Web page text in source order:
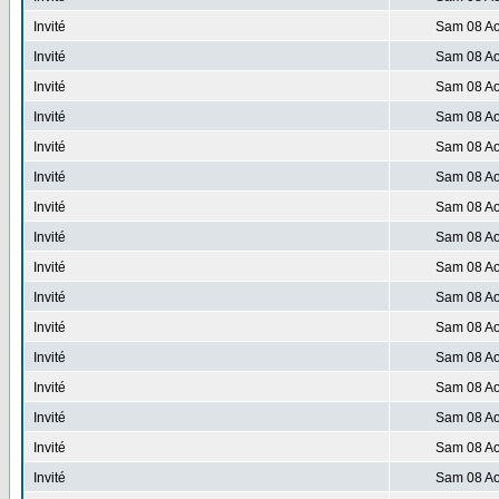
Invité
Sam 08
Invité
Sam 08
Invité
Sam 08
Invité
Sam 08
Invité
Sam 08
Invité
Sam 08
Invité
Sam 08
Invité
Sam 08
Invité
Sam 08
Invité
Sam 08
Invité
Sam 08
Invité
Sam 08
Invité
Sam 08
Invité
Sam 08
Invité
Sam 08
Invité
Sam 08